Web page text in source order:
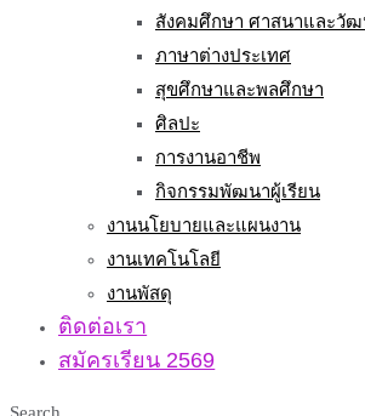
สังคมศึกษา ศาสนาและวั
ภาษาต่างประเทศ
สุขศึกษาและพลศึกษา
ศิลปะ
การงานอาชีพ
กิจกรรมพัฒนาผู้เรียน
งานนโยบายและแผนงาน
งานเทคโนโลยี
งานพัสดุ
ติดต่อเรา
สมัครเรียน 2569